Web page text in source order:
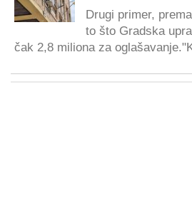
Drugi primer,
to što Gradska
čak 2,8 miliona za